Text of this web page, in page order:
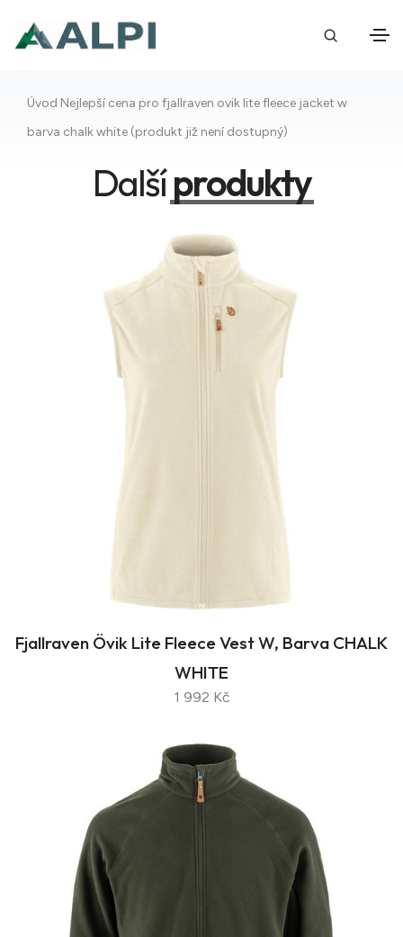
Úvod Nejlepší cena pro fjallraven ovik lite fleece jacket w
barva chalk white (produkt již není dostupný)
Dalšíprodukty
Fjallraven Övik Lite Fleece Vest W, Barva CHALK
WHITE
1 992 Kč